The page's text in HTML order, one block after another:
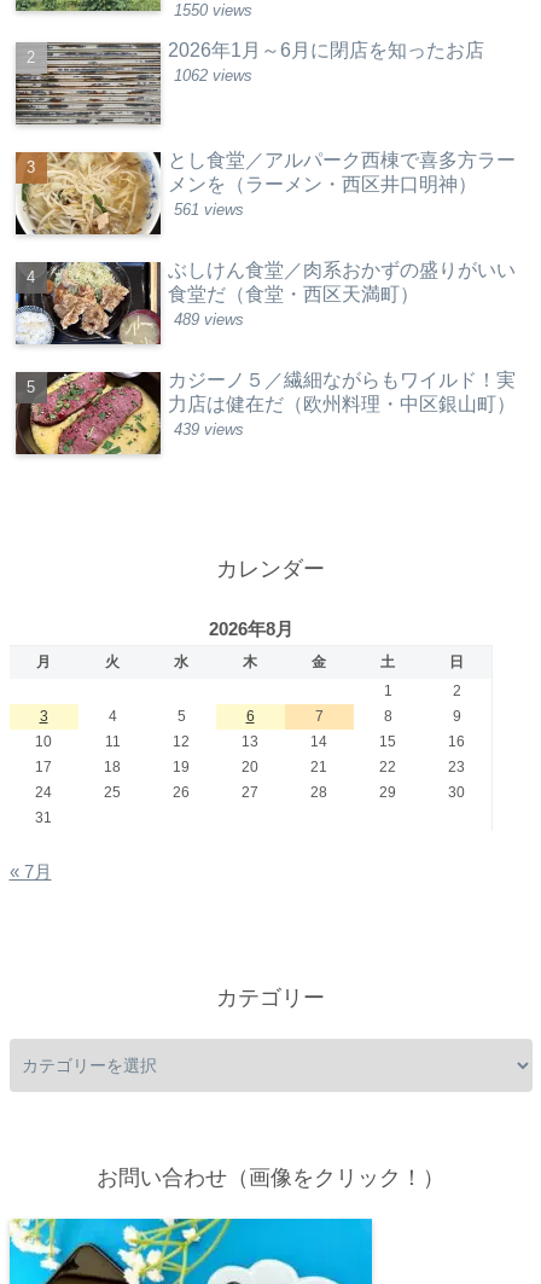
1550 views
2026年1月～6月に閉店を知ったお店
1062 views
とし食堂／アルパーク西棟で喜多方ラー
メンを（ラーメン・西区井口明神）
561 views
ぶしけん食堂／肉系おかずの盛りがいい
食堂だ（食堂・西区天満町）
489 views
カジーノ５／繊細ながらもワイルド！実
力店は健在だ（欧州料理・中区銀山町）
439 views
カレンダー
2026年8月
月 火 水 木 金 土
日
1
2
3
4 5 6 7 8
9
10
11 12 13 14 15
16
17
18 19 20 21 22
23
24
25 26 27 28 29
30
31
« 7月
カテゴリー
お問い合わせ（画像をクリック！）